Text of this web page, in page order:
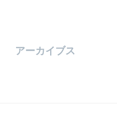
アーカイブス